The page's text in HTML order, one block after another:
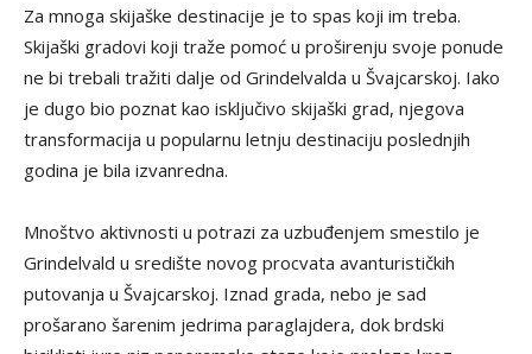
Za mnoga skijaške destinacije je to spas koji im treba.
Skijaški gradovi koji traže pomoć u proširenju svoje ponude
ne bi trebali tražiti dalje od Grindelvalda u Švajcarskoj. Iako
je dugo bio poznat kao isključivo skijaški grad, njegova
transformacija u popularnu letnju destinaciju poslednjih
godina je bila izvanredna.
Mnoštvo aktivnosti u potrazi za uzbuđenjem smestilo je
Grindelvald u središte novog procvata avanturističkih
putovanja u Švajcarskoj. Iznad grada, nebo je sad
prošarano šarenim jedrima paraglajdera, dok brdski